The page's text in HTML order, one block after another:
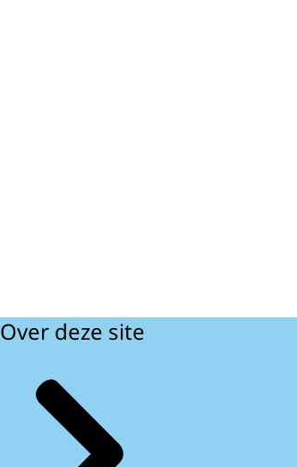
Over deze site